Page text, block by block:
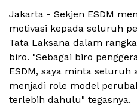
Jakarta - Sekjen ESDM
motivasi kepada seluruh
Tata Laksana dalam rangka
biro. "Sebagai biro
ESDM, saya minta seluruh
menjadi role model
terlebih dahulu" tegasnya.